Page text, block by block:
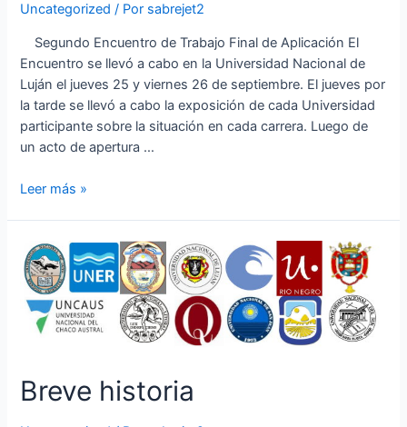
Uncategorized / Por sabrejet2
Segundo Encuentro de Trabajo Final de Aplicación El
Encuentro se llevó a cabo en la Universidad Nacional de
Luján el jueves 25 y viernes 26 de septiembre. El jueves por
la tarde se llevó a cabo la exposición de cada Universidad
participante sobre la situación en cada carrera. Luego de
un acto de apertura …
Taller
Leer más »
Breve historia